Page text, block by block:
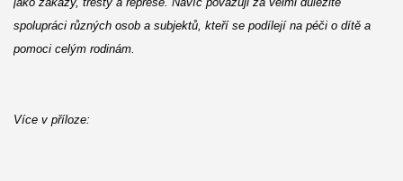
spolupráci různých osob a subjektů, kteří se podílejí na péči o dítě a
pomoci celým rodinám.
Více v příloze: